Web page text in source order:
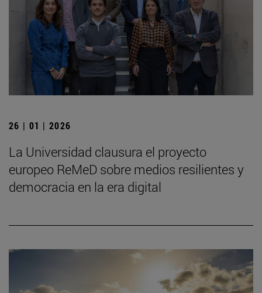
26 | 01 | 2026
La Universidad clausura el proyecto
europeo ReMeD sobre medios resilientes y
democracia en la era digital